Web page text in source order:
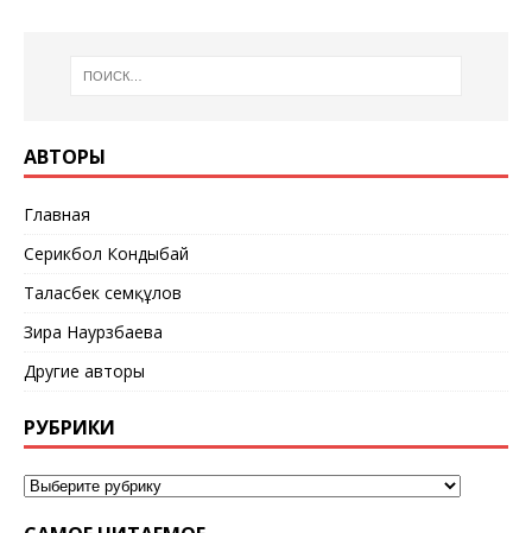
АВТОРЫ
Главная
Серикбол Кондыбай
Таласбек Әсемқұлов
Зира Наурзбаева
Другие авторы
РУБРИКИ